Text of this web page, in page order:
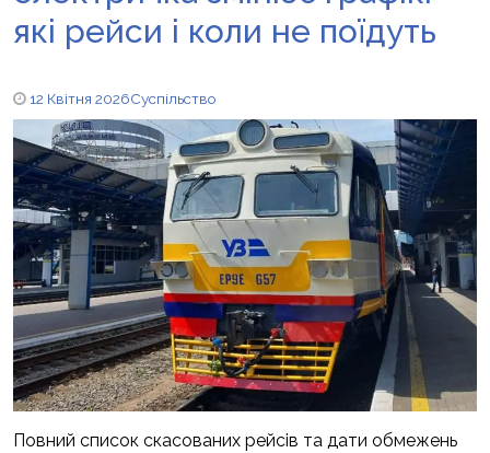
які рейси і коли не поїдуть
12 Квітня 2026Суспільство
Повний список скасованих рейсів та дати обмежень